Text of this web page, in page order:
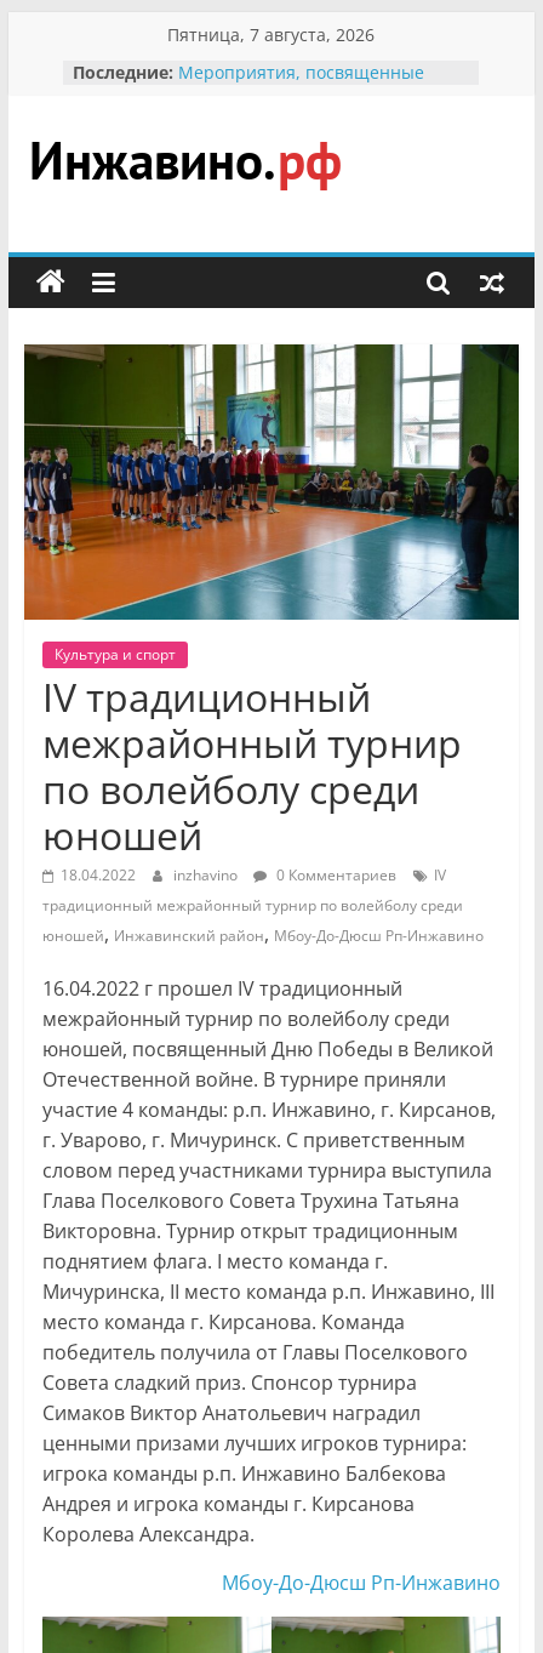
содержимому
Пятница, 7 августа, 2026
Последние: Мероприятия, посвященные
гражданин Инжавинского округа»
участнице Великой
Отечественной, фронтовичке
Безопасность в сети Интернет
мероприятии «Сохраним
первоцветы!»
В вольере Воронинского
заповедника родились крапчатые
суслики
Инжавино.рф
сельский
портал
Культура и спорт
IV традиционный
межрайонный турнир
по волейболу среди
юношей
18.04.2022 inzhavino 0 Комментариев
IV
традиционный межрайонный турнир по волейболу среди
юношей, Инжавинский район, Мбоу-До-Дюсш Рп-Инжавино
16.04.2022 г прошел IV традиционный
межрайонный турнир по волейболу среди
юношей, посвященный Дню Победы в Великой
Отечественной войне. В турнире приняли
участие 4 команды: р.п. Инжавино, г. Кирсанов,
г. Уварово, г. Мичуринск. С приветственным
словом перед участниками турнира выступила
Глава Поселкового Совета Трухина Татьяна
Викторовна. Турнир открыт традиционным
поднятием флага. I место команда г.
Мичуринска, II место команда р.п. Инжавино, III
место команда г. Кирсанова. Команда
победитель получила от Главы Поселкового
Совета сладкий приз. Спонсор турнира
Симаков Виктор Анатольевич наградил
ценными призами лучших игроков турнира:
игрока команды р.п. Инжавино Балбекова
Андрея и игрока команды г. Кирсанова
Королева Александра.
Мбоу-До-Дюсш Рп-Инжавино